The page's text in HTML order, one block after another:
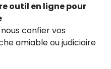
outil en ligne pour
confier vos
amiable ou judiciaire